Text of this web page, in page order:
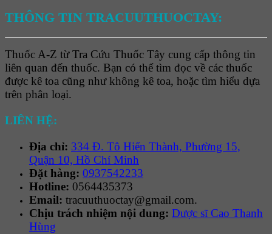
THÔNG TIN TRACUUTHUOCTAY:
Thuốc A-Z từ Tra Cứu Thuốc Tây cung cấp thông tin
liên quan đến thuốc. Bạn có thể tìm đọc về các thuốc
được kê toa cũng như không kê toa, hoặc tìm hiểu dựa
trên phân loại.
LIÊN HỆ:
Địa chỉ: 334 Đ. Tô Hiến Thành, Phường 15,
Quận 10, Hồ Chí Minh
Đặt hàng: 0937542233
Hotline: 0564435373
Email: tracuuthuoctay@gmail.com.
Chịu trách nhiệm nội dung: Dược sĩ Cao Thanh
Hùng